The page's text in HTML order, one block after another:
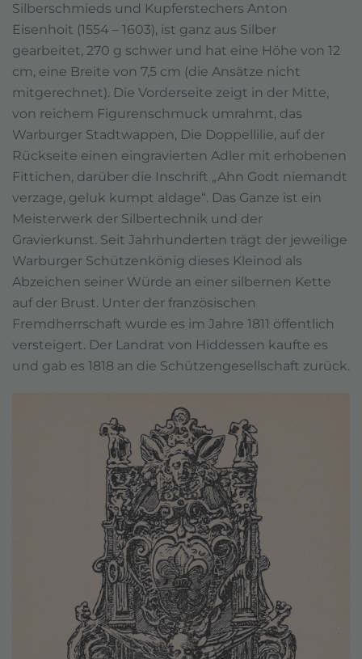
Silberschmieds und Kupferstechers Anton
Eisenhoit (1554 – 1603), ist ganz aus Silber
gearbeitet, 270 g schwer und hat eine Höhe von 12
cm, eine Breite von 7,5 cm (die Ansätze nicht
mitgerechnet). Die Vorderseite zeigt in der Mitte,
von reichem Figurenschmuck umrahmt, das
Warburger Stadtwappen, Die Doppellilie, auf der
Rückseite einen eingravierten Adler mit erhobenen
Fittichen, darüber die Inschrift „Ahn Godt niemandt
verzage, geluk kumpt aldage“. Das Ganze ist ein
Meisterwerk der Silbertechnik und der
Gravierkunst. Seit Jahrhunderten trägt der jeweilige
Warburger Schützenkönig dieses Kleinod als
Abzeichen seiner Würde an einer silbernen Kette
auf der Brust. Unter der französischen
Fremdherrschaft wurde es im Jahre 1811 öffentlich
versteigert. Der Landrat von Hiddessen kaufte es
und gab es 1818 an die Schützengesellschaft zurück.